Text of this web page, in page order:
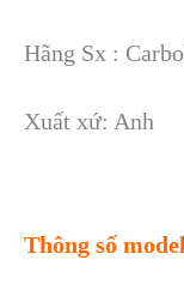
Hãng Sx :
Xuất xứ: Anh
Thông số